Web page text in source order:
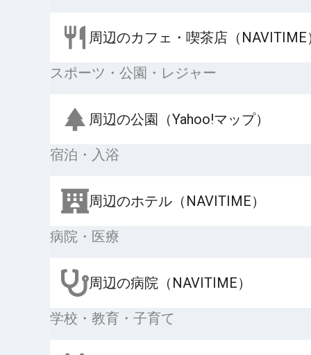
周辺のカフェ・喫茶店（NAVITIME
スポーツ・公園・レジャー
周辺の公園（Yahoo!マップ）
宿泊・入浴
周辺のホテル（NAVITIME）
病院・医療
周辺の病院（NAVITIME）
学校・教育・子育て